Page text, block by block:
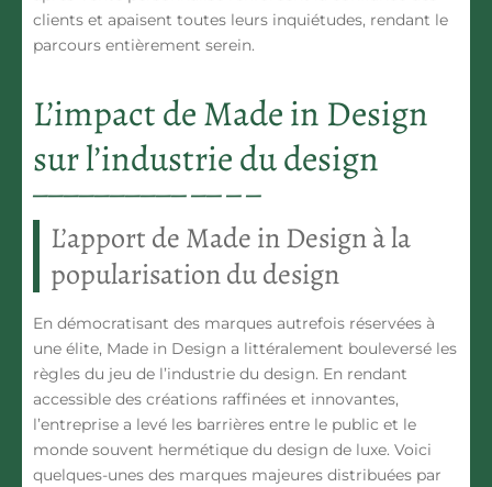
clients et apaisent toutes leurs inquiétudes, rendant le
parcours entièrement serein.
L’impact de Made in Design
sur l’industrie du design
L’apport de Made in Design à la
popularisation du design
En démocratisant des marques autrefois réservées à
une élite, Made in Design a littéralement bouleversé les
règles du jeu de l’industrie du design. En rendant
accessible des créations raffinées et innovantes,
l’entreprise a levé les barrières entre le public et le
monde souvent hermétique du design de luxe. Voici
quelques-unes des marques majeures distribuées par